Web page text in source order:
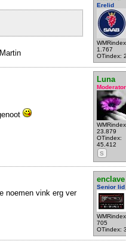
Erelid
1.767
OTindex:
Luna
Moderator
23.879
OTindex:
45.412
S
enclave
Senior lid
705
OTindex:
noemen vink erg ver